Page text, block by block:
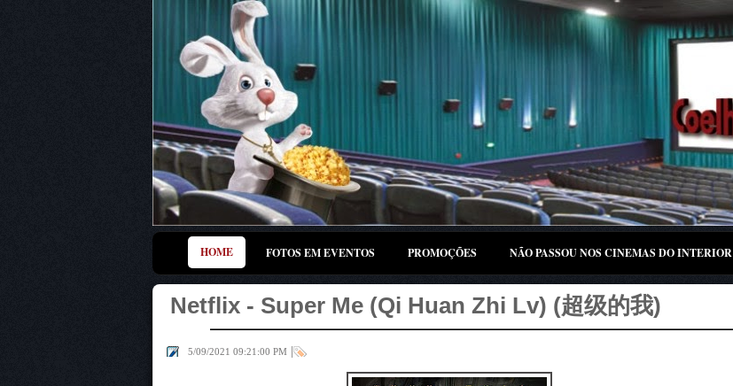
HOME FOTOS EM EVENTOS PROMOÇÕES NÃO PASSOU NOS CINEMAS DO INTERIOR
Netflix - Super Me (Qi Huan Zhi Lv) (超级的我)
5/09/2021 09:21:00 PM |